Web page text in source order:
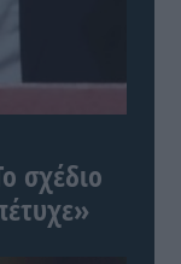
σχέδιο